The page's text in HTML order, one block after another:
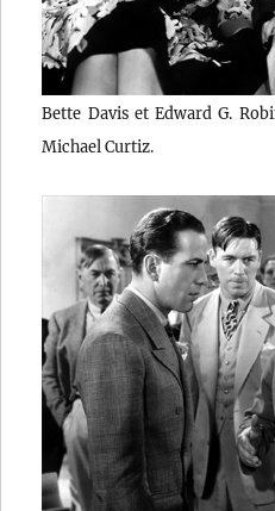
Bette Davis et Edward G.
Michael Curtiz.